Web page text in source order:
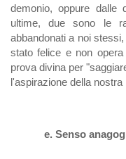
demonio, oppure dalle
ultime, due sono le
abbandonati a noi
stato felice e non
prova divina per
l'aspirazione della nostra
e. Senso